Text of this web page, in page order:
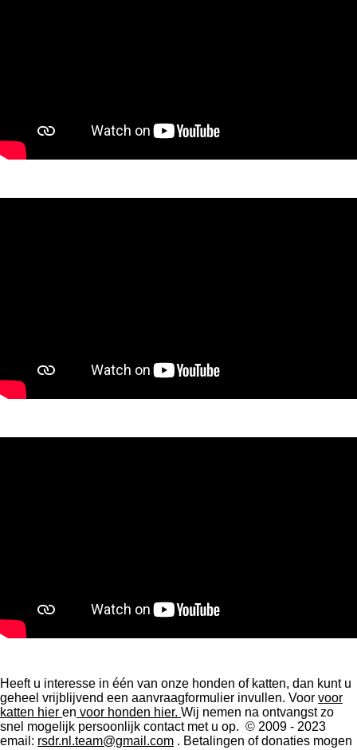
Heeft u interesse in één van onze honden of katten, dan kunt u
geheel vrijblijvend een aanvraagformulier invullen. Voor voor
katten hier en voor honden hier. Wij nemen na ontvangst zo
snel mogelijk persoonlijk contact met u op. © 2009 - 2023
email: rsdr.nl.team@gmail.com . Betalingen of donaties mogen